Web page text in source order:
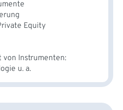
Equity
von Instrumenten:
u. a.